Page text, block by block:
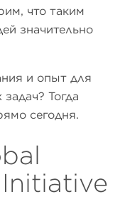
что таким
значительно
и опыт для
Тогда
сегодня.